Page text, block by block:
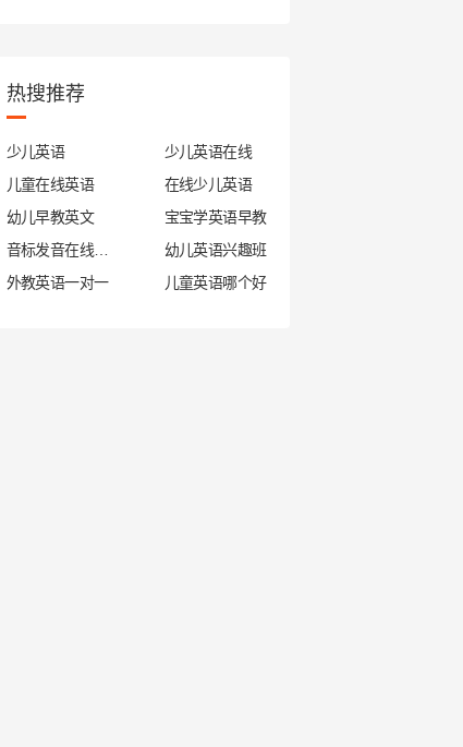
热搜推荐
少儿英语
少儿英语在线
儿童在线英语
在线少儿英语
幼儿早教英文
宝宝学英语早教
幼儿英语兴趣班
外教英语一对一
儿童英语哪个好